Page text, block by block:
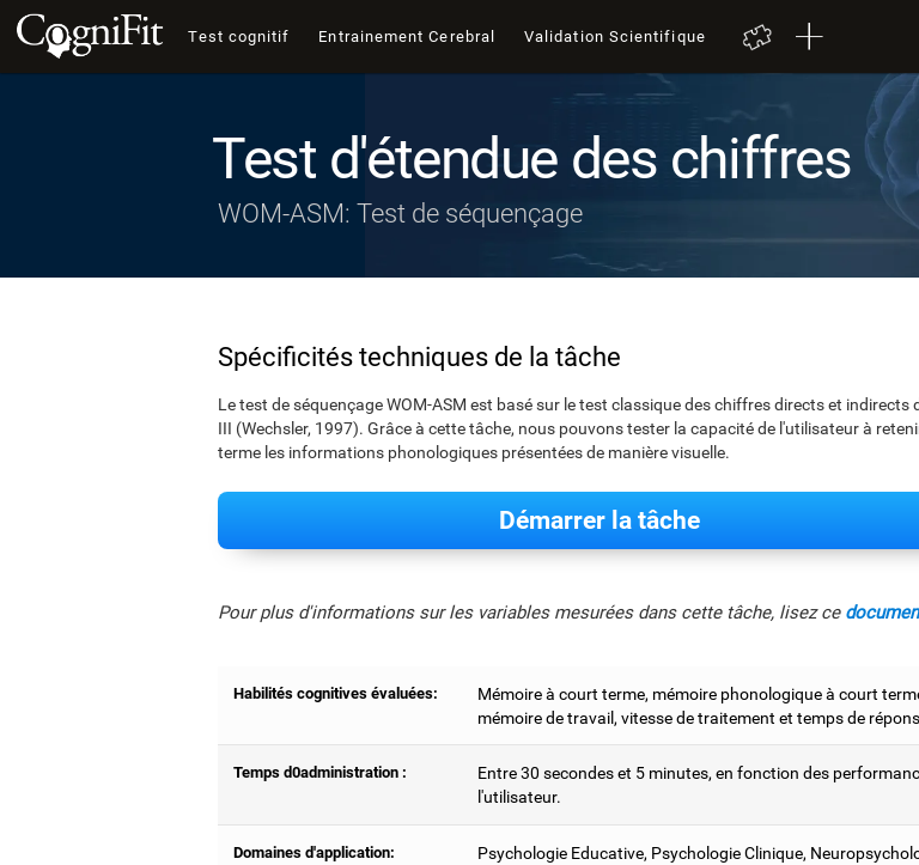
Test cognitif Entrainement Cerebral Validation Scientifique
Test d'étendue des chiffres
WOM-ASM: Test de séquençage
Spécificités techniques de la tâche
Le test de séquençage WOM-ASM est basé sur le test classique des chiffres directs et indirects
III (Wechsler, 1997). Grâce à cette tâche, nous pouvons tester la capacité de l'utilisateur à
terme les informations phonologiques présentées de manière visuelle.
Démarrer la tâche
Pour plus d'informations sur les variables mesurées dans cette tâche, lisez ce
Habilités cognitives évaluées:
Mémoire à court terme, mémoire phonologique à court
mémoire de travail, vitesse de traitement et temps de
Temps d0administration :
Entre 30 secondes et 5 minutes, en fonction des
l'utilisateur.
Domaines d'application:
Psychologie Educative, Psychologie Clinique,